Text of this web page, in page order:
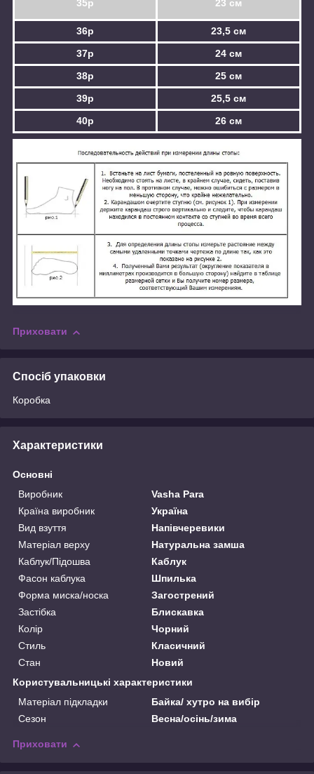
35р 23 см
36р
23,5 см
37р
24 см
38р
25 см
39р
25,5 см
40р
26 см
Приховати
Спосіб упаковки
Коробка
Характеристики
Основні
Виробник
Vasha Para
Країна виробник
Україна
Вид взуття
Напівчеревики
Матеріал верху
Натуральна замша
Каблук/Підошва
Каблук
Фасон каблука
Шпилька
Форма миска/носка
Загострений
Застібка
Блискавка
Колір
Чорний
Стиль
Класичний
Стан
Новий
Користувальницькі характеристики
Матеріал підкладки
Байка/ хутро на вибір
Сезон
Весна/осінь/зима
Приховати